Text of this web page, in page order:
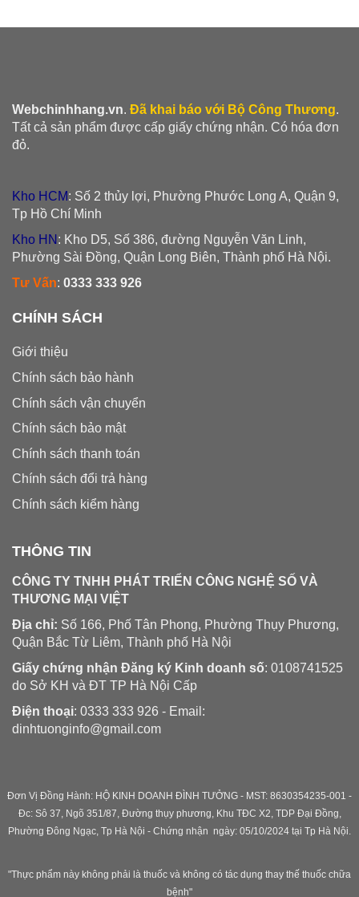
Webchinhhang.vn. Đã khai báo với Bộ Công Thương.
Tất cả sản phẩm được cấp giấy chứng nhận. Có hóa đơn
đỏ.
Kho HCM: Số 2 thủy lợi, Phường Phước Long A, Quận 9,
Tp Hồ Chí Minh
Kho HN : Kho D5, Số 386, đường Nguyễn Văn Linh,
Phường Sài Đồng, Quận Long Biên, Thành phố Hà Nội.
Tư Vấn: 0333 333 926
CHÍNH SÁCH
Giới thiệu
Chính sách bảo hành
Chính sách vận chuyển
Chính sách bảo mật
Chính sách thanh toán
Chính sách đổi trả hàng
Chính sách kiểm hàng
THÔNG TIN
CÔNG TY TNHH PHÁT TRIỂN CÔNG NGHỆ SỐ VÀ
THƯƠNG MẠI VIỆT
Địa chỉ: Số 166, Phố Tân Phong, Phường Thụy Phương,
Quận Bắc Từ Liêm, Thành phố Hà Nội
Giấy chứng nhận Đăng ký Kinh doanh số: 0108741525
do Sở KH và ĐT TP Hà Nội Cấp
Điện thoại: 0333 333 926 - Email:
dinhtuonginfo@gmail.com
Đơn Vị Đồng Hành: HỘ KINH DOANH ĐÌNH TƯỞNG - MST: 8630354235-001 -
Đc: Sô 37, Ngõ 351/87, Đường thụy phương, Khu TĐC X2, TDP Đại Đồng,
Phường Đông Ngạc, Tp Hà Nội - C hứng nhận ngày: 05/10/2024 tại Tp Hà Nội.
"Thực phẩm này không phải là thuốc và không có tác dụng thay thế thuốc chữa
bệnh"